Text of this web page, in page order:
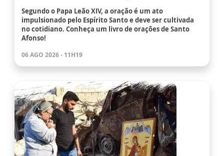
Segundo o Papa Leão XIV, a oração é um ato
impulsionado pelo Espírito Santo e deve ser cultivada
no cotidiano. Conheça um livro de orações de Santo
Afonso!
06 AGO 2026 - 11H19